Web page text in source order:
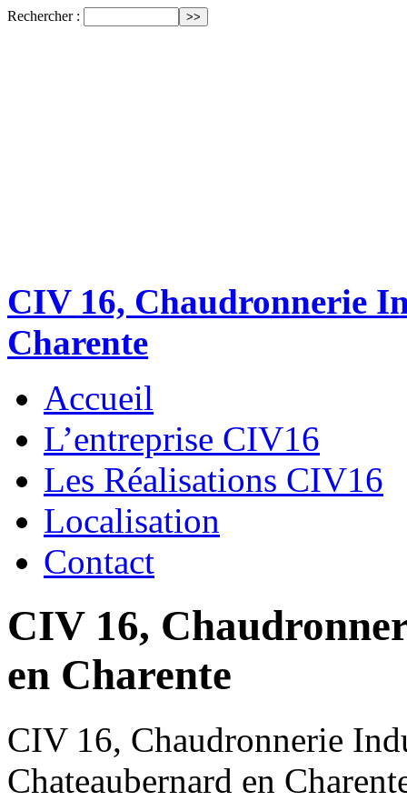
Rechercher :
CIV 16, Chaudronnerie
Charente
Accueil
L’entreprise CIV16
Les Réalisations CIV16
Localisation
Contact
CIV 16,
en Charente
CIV 16, Chaudronnerie
Chateaubernard en